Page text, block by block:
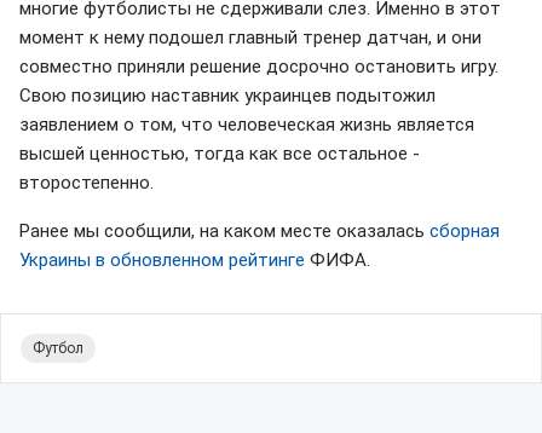
многие футболисты не сдерживали слез. Именно в этот
момент к нему подошел главный тренер датчан, и они
совместно приняли решение досрочно остановить игру.
Свою позицию наставник украинцев подытожил
заявлением о том, что человеческая жизнь является
высшей ценностью, тогда как все остальное -
второстепенно.
Ранее мы сообщили, на каком месте оказалась сборная
Украины в обновленном рейтинге ФИФА.
Футбол